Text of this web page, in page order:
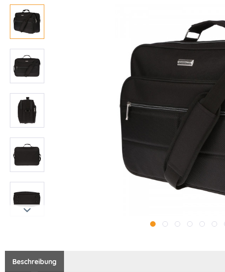
Beschreibung